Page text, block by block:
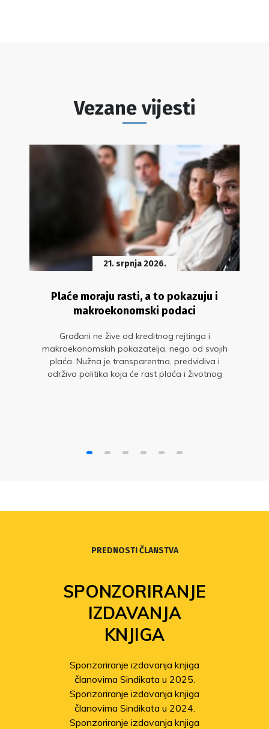
Vezane vijesti
21. srpnja 2026.
Plaće moraju rasti, a to pokazuju i
makroekonomski podaci
Građani ne žive od kreditnog rejtinga i
makroekonomskih pokazatelja, nego od svojih
plaća. Nužna je transparentna, predvidiva i
održiva politika koja će rast plaća i životnog
PREDNOSTI ČLANSTVA
SPONZORIRANJE
IZDAVANJA
KNJIGA
Sponzoriranje izdavanja knjiga
članovima Sindikata u 2025.
Sponzoriranje izdavanja knjiga
članovima Sindikata u 2024.
Sponzoriranje izdavanja knjiga